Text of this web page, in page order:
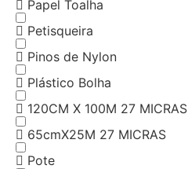
Papel Toalha
Petisqueira
Pinos de Nylon
Plástico Bolha
120CM X 100M 27 MICRAS
65cmX25M 27 MICRAS
Pote